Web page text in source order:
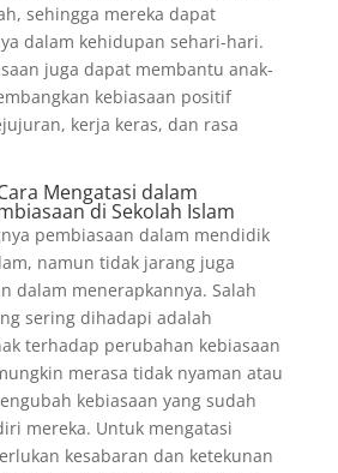
sehingga mereka dapat
dalam kehidupan sehari-hari.
juga dapat membantu anak-
kebiasaan positif
kerja keras, dan rasa
Mengatasi dalam
di Sekolah Islam
pembiasaan dalam mendidik
namun tidak jarang juga
dalam menerapkannya. Salah
sering dihadapi adalah
terhadap perubahan kebiasaan
merasa tidak nyaman atau
kebiasaan yang sudah
mereka. Untuk mengatasi
kesabaran dan ketekunan